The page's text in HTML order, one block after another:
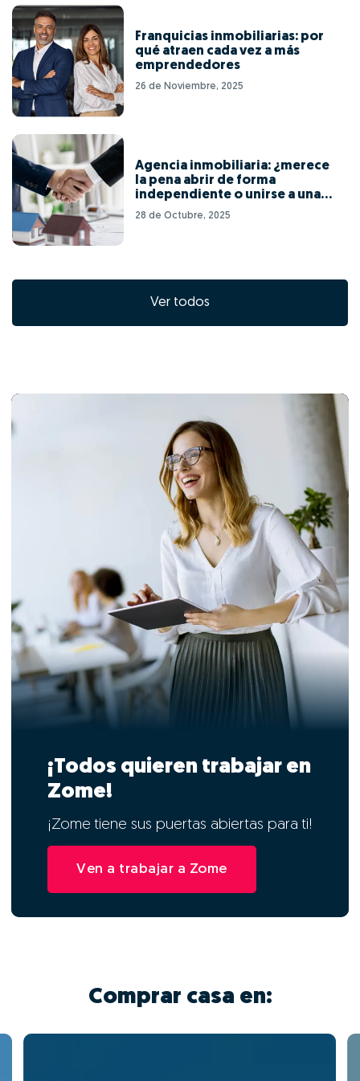
Franquicias inmobiliarias: por
qué atraen cada vez a más
emprendedores
26 de Noviembre, 2025
Agencia inmobiliaria: ¿merece
la pena abrir de forma
independiente o unirse a una
red de franquicias?
28 de Octubre, 2025
Ver todos
¡Todos quieren trabajar en
Zome!
¡Zome tiene sus puertas abiertas para ti!
Ven a trabajar a Zome
Comprar casa en: